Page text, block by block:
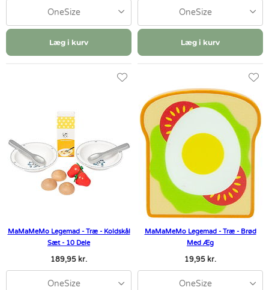
OneSize
Læg i kurv
OneSize
Læg i kurv
MaMaMeMo Legemad - Træ - Koldskål
Sæt - 10 Dele
189,95 kr.
OneSize
MaMaMeMo Legemad - Træ - Brød
Med Æg
19,95 kr.
OneSize